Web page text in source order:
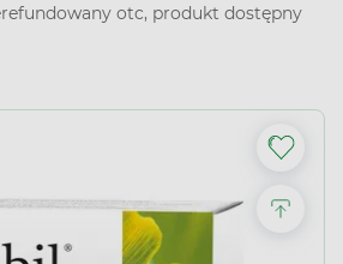
otc, produkt dostępny